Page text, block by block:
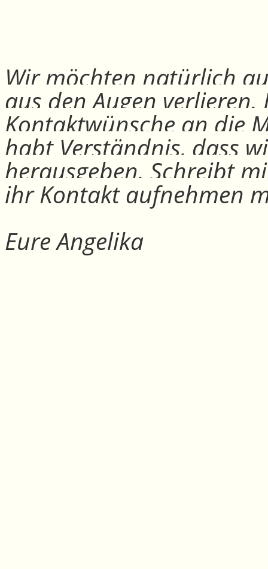
Wir möchten natürlich
aus den Augen
Kontaktwünsche an die
habt Verständnis, dass
herausgeben. Schreibt
ihr Kontakt aufnehmen
Eure Angelika